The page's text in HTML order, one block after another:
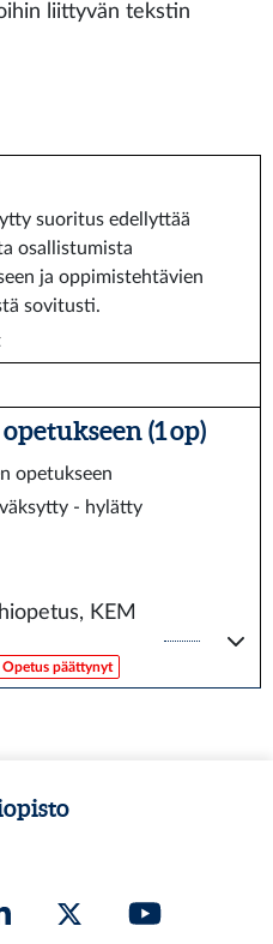
liittyvän tekstin
suoritus edellyttää
osallistumista
ja oppimistehtävien
sovitusti.
(1 op)
opetukseen
- hylätty
KEM
Opetus päättynyt